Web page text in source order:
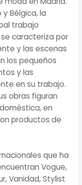
y Bélgica, la
trabajo
caracteriza por
y las escenas
los pequeños
y las
en su trabajo.
obras figuran
en
productos de
que ha
Vogue,
Vanidad, Stylist